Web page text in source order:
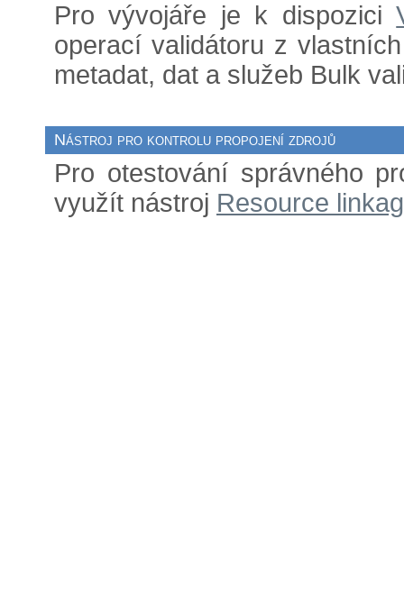
Pro vývojáře je k dispozici
operací validátoru z
metadat, dat a služeb Bulk
Nástroj pro kontrolu propojení zdrojů
Pro otestování správného
využít nástroj Resource